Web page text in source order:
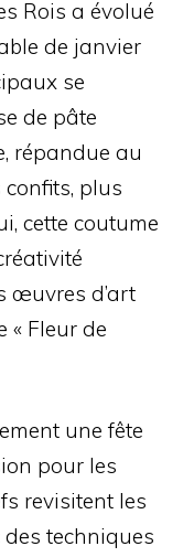
Rois a évolué
de janvier
se
de pâte
répandue au
plus
cette coutume
œuvres d’art
« Fleur de
une fête
pour les
revisitent les
techniques